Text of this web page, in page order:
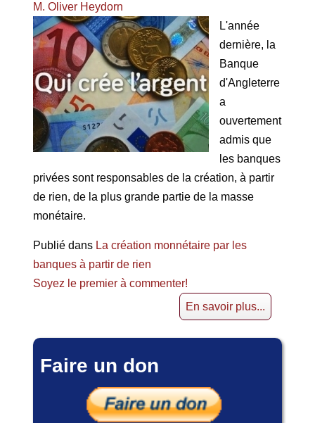
M. Oliver Heydorn
L'année
dernière, la
Banque
d'Angleterre
a
ouvertement
admis que
les banques
privées sont responsables de la création, à partir
de rien, de la plus grande partie de la masse
monétaire.
Publié dans La création monnétaire par les
banques à partir de rien
Soyez le premier à commenter!
En savoir plus...
Faire un don